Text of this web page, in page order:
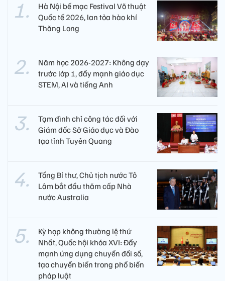
Hà Nội bế mạc Festival Võ thuật
Quốc tế 2026, lan tỏa hào khí
Thăng Long
Năm học 2026-2027: Không dạy
trước lớp 1, đẩy mạnh giáo dục
STEM, AI và tiếng Anh
Tạm đình chỉ công tác đối với
Giám đốc Sở Giáo dục và Đào
tạo tỉnh Tuyên Quang
Tổng Bí thư, Chủ tịch nước Tô
Lâm bắt đầu thăm cấp Nhà
nước Australia
Kỳ họp không thường lệ thứ
Nhất, Quốc hội khóa XVI: Đẩy
mạnh ứng dụng chuyển đổi số,
tạo chuyển biến trong phổ biến
pháp luật